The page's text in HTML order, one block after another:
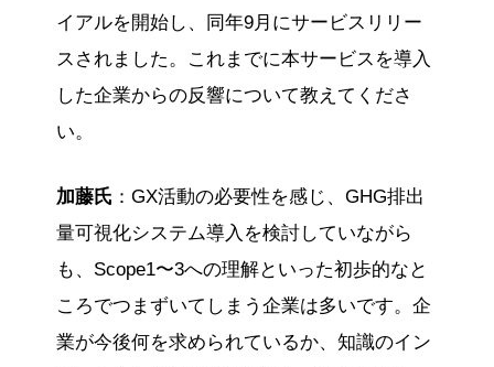
イアルを開始し、同年9月にサービスリリー
スされました。これまでに本サービスを導入
した企業からの反響について教えてくださ
い。
加藤氏 ：GX活動の必要性を感じ、GHG排出
量可視化システム導入を検討していながら
も、Scope1〜3への理解といった初歩的なと
ころでつまずいてしまう企業は多いです。企
業が今後何を求められているか、知識のイン